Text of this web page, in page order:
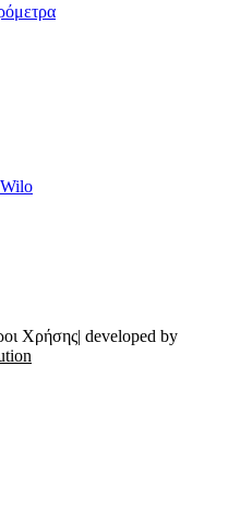
Χρήσης| developed by